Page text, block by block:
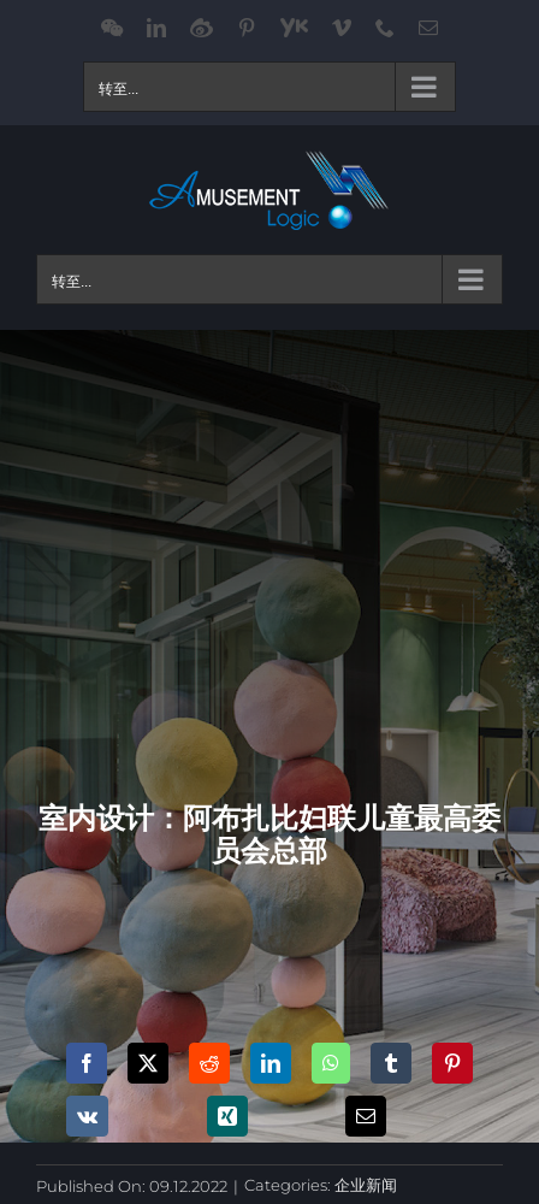
WeChatLinkedIn
Weibo Pinterest
Youku Vimeo Phone电
转至...
转至...
室内设计：阿布扎比妇联儿童最高委
员会总部
Published On: 09.12.2022 | Categories: 企业新闻